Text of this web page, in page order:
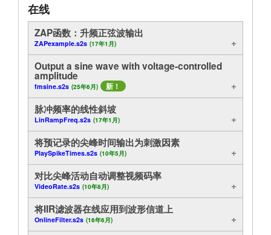
档案记录
在线
ZAP函数：升频正弦波输出
ZAPexample.s2s (17年1月)
Output a sine wave with voltage-controlled
amplitude
fmsine.s2s (25年6月) 新！
脉冲频率的线性斜坡
LinRampFreq.s2s (17年1月)
将预记录的尖峰时间输出为刺激因素
PlaySpikeTimes.s2s (10年5月)
对比尖峰活动自动调整视频码率
VideoRate.s2s (10年8月)
将IIR滤波器在线应用到波形信道上
OnlineFilter.s2s (16年6月)